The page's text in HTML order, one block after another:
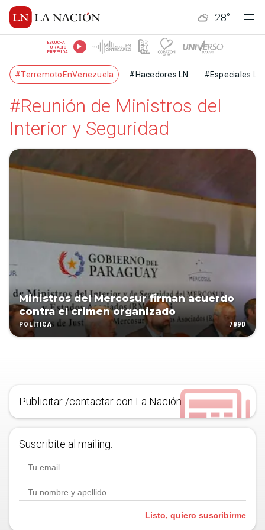
28°
ESCUCHÁ
TU RADIO
PREFERIDA
#TerremotoEnVenezuela #Hacedores LN #Especiales LN
#Reunión de Ministros del
Interior y Seguridad
Ministros del Mercosur firman acuerdo
contra el crimen organizado
POLÍTICA 789D
Publicitar /contactar con La Nación
Suscribite al mailing.
Listo, quiero suscribirme